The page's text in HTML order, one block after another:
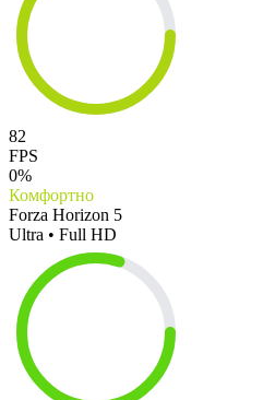
82
FPS
0%
Комфортно
Forza Horizon 5
Ultra • Full HD